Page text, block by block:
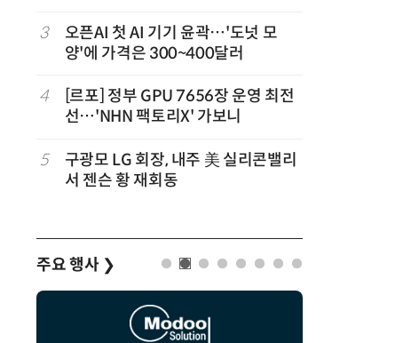
순위)
3
오픈AI 첫 AI 기기 윤곽…'도넛 모
양'에 가격은 300~400달러
4
[르포] 정부 GPU 7656장 운영 최전
선…'NHN 팩토리X' 가보니
5
구광모 LG 회장, 내주 美 실리콘밸리
서 젠슨 황 재회동
주요 행사 ❯